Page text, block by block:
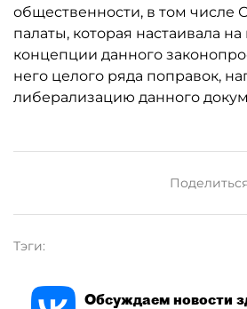
общественности, в том числе
палаты, которая настаивала
концепции данного
него целого ряда поправок,
либерализацию данного
Тэги:
Обсуждаем новости